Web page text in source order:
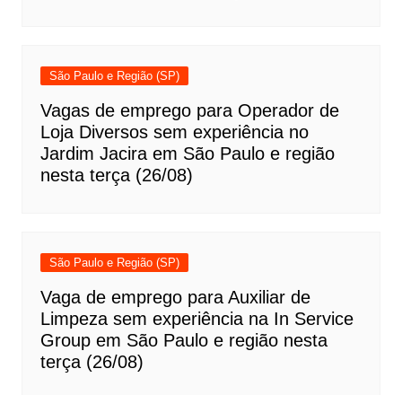
São Paulo e Região (SP)
Vagas de emprego para Operador de
Loja Diversos sem experiência no
Jardim Jacira em São Paulo e região
nesta terça (26/08)
São Paulo e Região (SP)
Vaga de emprego para Auxiliar de
Limpeza sem experiência na In Service
Group em São Paulo e região nesta
terça (26/08)